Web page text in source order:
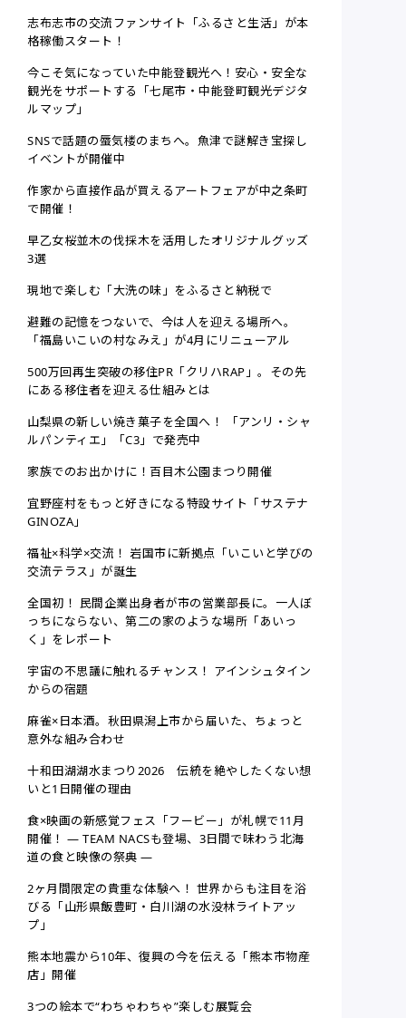
志布志市の交流ファンサイト「ふるさと生活」が本
格稼働スタート！
今こそ気になっていた中能登観光へ！安心・安全な
観光をサポートする「七尾市・中能登町観光デジタ
ルマップ」
SNSで話題の蜃気楼のまちへ。魚津で謎解き宝探し
イベントが開催中
作家から直接作品が買えるアートフェアが中之条町
で開催！
早乙女桜並木の伐採木を活用したオリジナルグッズ
3選
現地で楽しむ「大洗の味」をふるさと納税で
避難の記憶をつないで、今は人を迎える場所へ。
「福島いこいの村なみえ」が4月にリニューアル
500万回再生突破の移住PR「クリハRAP」。その先
にある移住者を迎える仕組みとは
山梨県の新しい焼き菓子を全国へ！ 「アンリ・シャ
ルパンティエ」「C3」で発売中
家族でのお出かけに！百目木公園まつり開催
宜野座村をもっと好きになる特設サイト「サステナ
GINOZA」
福祉×科学×交流！ 岩国市に新拠点「いこいと学びの
交流テラス」が誕生
全国初！ 民間企業出身者が市の営業部長に。一人ぼ
っちにならない、第二の家のような場所「あいっ
く」をレポート
宇宙の不思議に触れるチャンス！ アインシュタイン
からの宿題
麻雀×日本酒。秋田県潟上市から届いた、ちょっと
意外な組み合わせ
十和田湖湖水まつり2026 伝統を絶やしたくない想
いと1日開催の理由
食×映画の新感覚フェス「フービー」が札幌で11月
開催！ ― TEAM NACSも登場、3日間で味わう北海
道の食と映像の祭典 ―
2ヶ月間限定の貴重な体験へ！ 世界からも注目を浴
びる「山形県飯豊町・白川湖の水没林ライトアッ
プ」
熊本地震から10年、復興の今を伝える「熊本市物産
店」開催
3つの絵本で“わちゃわちゃ”楽しむ展覧会